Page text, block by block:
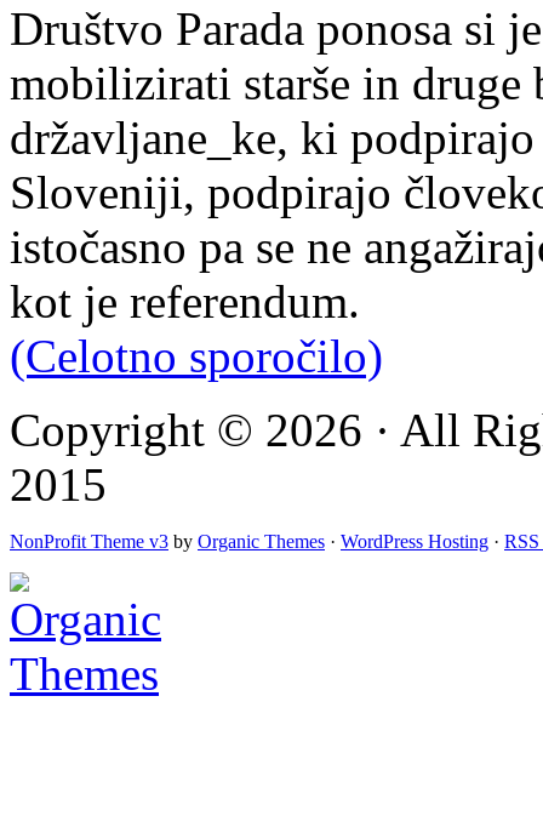
Društvo Parada ponosa si
mobilizirati starše in
državljane_ke, ki
Sloveniji, podpirajo
istočasno pa se ne
kot je referendum.
(Celotno sporočilo)
Copyright © 2026 · All
2015
NonProfit Theme v3 by Organic Themes · WordPress Hosting · RSS